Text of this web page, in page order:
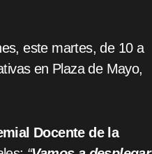
este martes, de 10 a
en Plaza de Mayo,
Docente de la